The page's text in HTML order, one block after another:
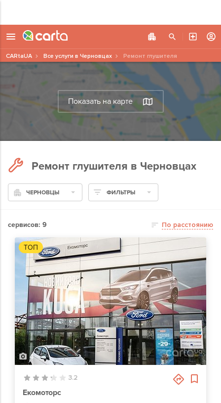
Показать на карте
CARtaUA Все услуги в Черновцах Ремонт глушителя
Ремонт глушителя в Черновцах
ЧЕРНОВЦЫ ФИЛЬТРЫ
сервисов: 9 По расстоянию
ТОП
4
3.2
Екомоторс